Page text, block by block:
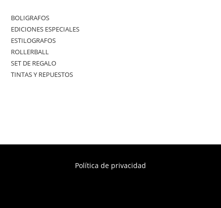
BOLIGRAFOS
EDICIONES ESPECIALES
ESTILOGRAFOS
ROLLERBALL
SET DE REGALO
TINTAS Y REPUESTOS
Política de privacidad